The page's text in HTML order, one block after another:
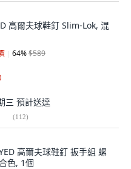
高爾夫球鞋釘 Slim-Lok, 混
64%$589
)
三 預計送達
(112)
高爾夫球鞋釘 扳手組 螺
色, 1個